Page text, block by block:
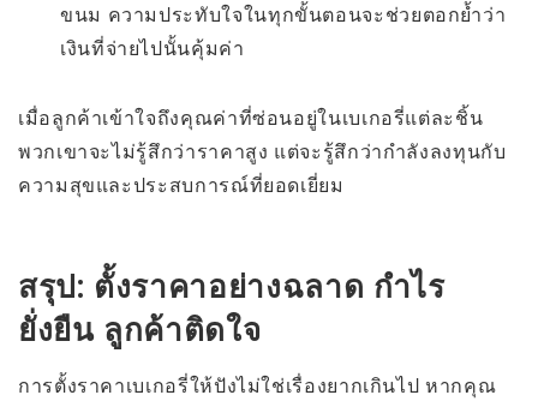
ขนม ความประทับใจในทุกขั้นตอนจะช่วยตอกย้ำว่า
เงินที่จ่ายไปนั้นคุ้มค่า
เมื่อลูกค้าเข้าใจถึงคุณค่าที่ซ่อนอยู่ในเบเกอรี่แต่ละชิ้น
พวกเขาจะไม่รู้สึกว่าราคาสูง แต่จะรู้สึกว่ากำลังลงทุนกับ
ความสุขและประสบการณ์ที่ยอดเยี่ยม
สรุป: ตั้งราคาอย่างฉลาด กำไร
ยั่งยืน ลูกค้าติดใจ
การตั้งราคาเบเกอรี่ให้ปังไม่ใช่เรื่องยากเกินไป หากคุณ